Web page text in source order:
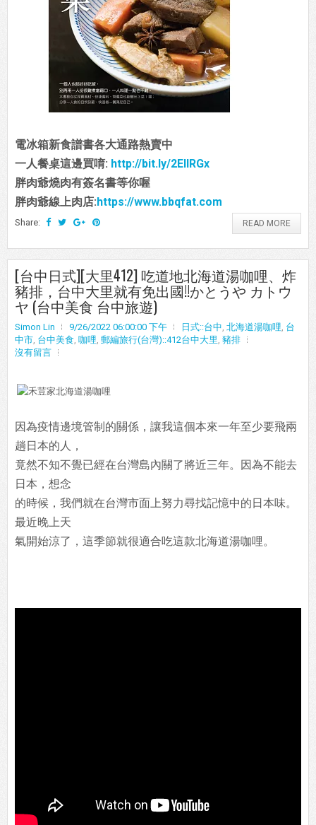
電冰箱新食譜書各大通路熱賣中
一人餐桌這邊買唷: http://bit.ly/2EIIRGx
胖肉爺燒肉有簽名書等你喔
胖肉爺線上肉店:https://www.bbqfat.com
Share: READ MORE
[台中日式][大里412] 吃道地北海道湯咖哩、炸
豬排，台中大里就有免出國!!かとうや カトウ
ヤ (台中美食 台中旅遊)
Simon Lin 9/26/2022 06:00:00 下午 日式::台中, 北海道湯咖哩, 台
中市, 台中美食, 咖哩, 郵編旅行(台灣)::412台中大里, 豬排
沒有留言
因為疫情邊境管制的關係，讓我這個本來一年至少要飛兩
趟日本的人，
竟然不知不覺已經在台灣島內關了將近三年。因為不能去
日本，想念
的時候，我們就在台灣市面上努力尋找記憶中的日本味。
最近晚上天
氣開始涼了，這季節就很適合吃這款北海道湯咖哩。